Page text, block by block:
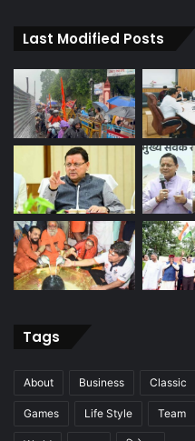
Last Modified Posts
Tags
About Business Classic
Games Life Style Team